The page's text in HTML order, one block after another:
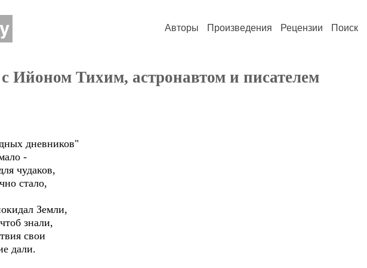
Авторы Произведения Рецензии Поиск
Ийоном Тихим, астронавтом и писателем
дневников"
-
чудаков,
стало,
Земли,
знали,
свои
дали.